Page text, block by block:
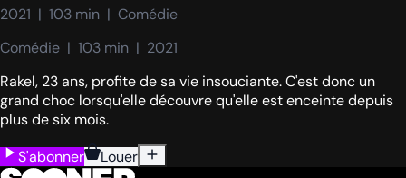
2021  |  103 min  |  Comédie
Comédie  |  103 min  |  2021
Rakel, 23 ans, profite de sa vie insouciante. C'est donc un
grand choc lorsqu'elle découvre qu'elle est enceinte depuis
plus de six mois.
S'abonner
Louer